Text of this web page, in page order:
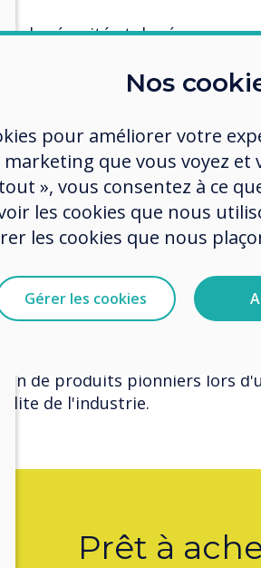
de sécurité et de réseau
est préinstallée, permettant
vidéo et audio bidirectionnel
personnels connectés
Clevershare, pour la diffusion
quel appareil USB
le meilleur de la
le monde.
de produits pionniers lors
de l'industrie.
Prêt à
Nos
pour améliorer votre
que vous voyez
», vous consentez à ce
les cookies que nous
les cookies que nous
Gérer les cookies